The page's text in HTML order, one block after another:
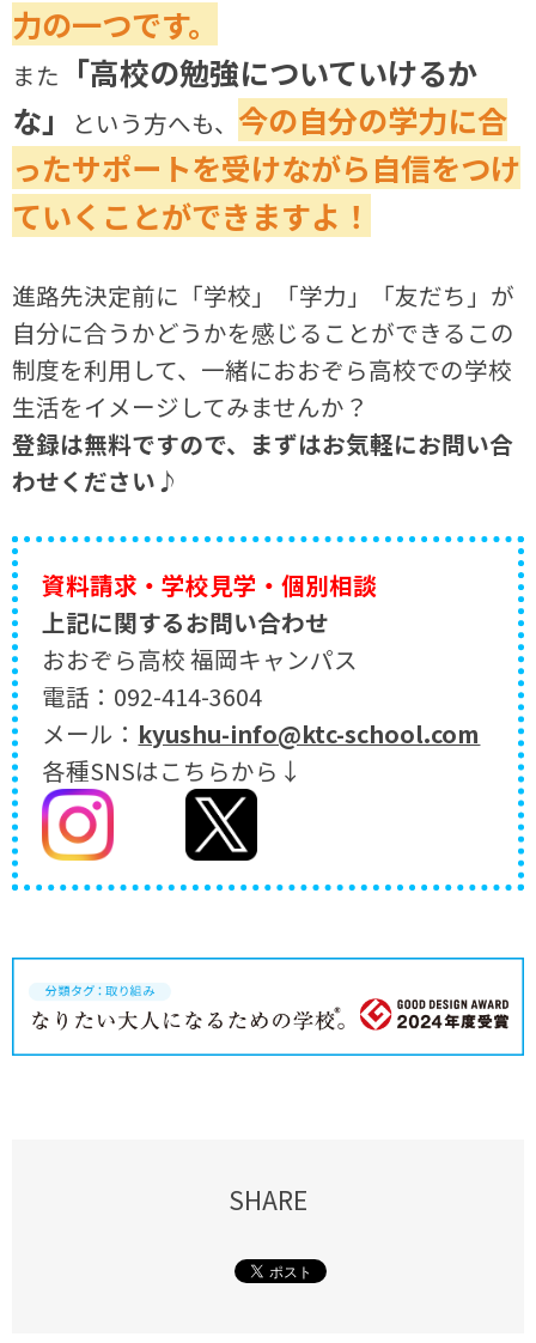
力の一つです。
また
「高校の勉強についていけるか
な」
という方へも、 今の自分の学力に合
ったサポートを受けながら自信をつけ
ていくことができますよ！
進路先決定前に「学校」「学力」「友だち」が
自分に合うかどうかを感じることができるこの
制度を利用して、一緒におおぞら高校での学校
生活をイメージしてみませんか？
登録は無料ですので、まずはお気軽にお問い合
わせください♪
資料請求・学校見学・個別相談
上記に関するお問い合わせ
おおぞら高校 福岡キャンパス
電話：092-414-3604
メール： kyushu-info@ktc-school.com
各種SNSはこちらから↓
SHARE